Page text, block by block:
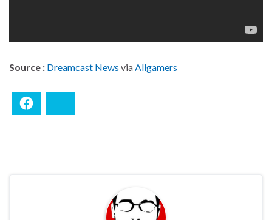
Source : Dreamcast News viaAllgamers